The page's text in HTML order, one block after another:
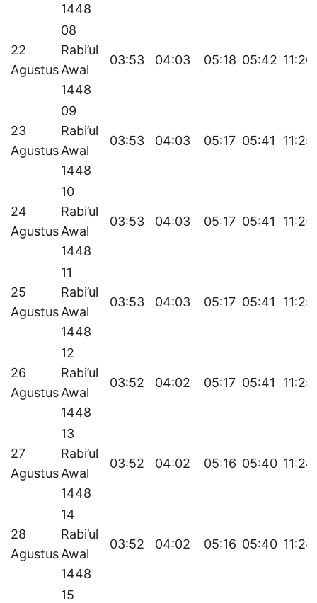
1448
22
Agustus
08
Rabi’ul
Awal
1448
03:53 04:03 05:18 05:42 11:26
23
Agustus
09
Rabi’ul
Awal
1448
03:53 04:03 05:17 05:41 11:25
24
Agustus
10
Rabi’ul
Awal
1448
03:53 04:03 05:17 05:41 11:25
25
Agustus
11
Rabi’ul
Awal
1448
03:53 04:03 05:17 05:41 11:25
26
Agustus
12
Rabi’ul
Awal
1448
03:52 04:02 05:17 05:41 11:25
27
Agustus
13
Rabi’ul
Awal
1448
03:52 04:02 05:16 05:40 11:24
28
Agustus
14
Rabi’ul
Awal
1448
03:52 04:02 05:16 05:40 11:24
15